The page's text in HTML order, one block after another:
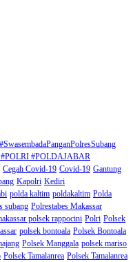
#SwasembadaPanganPolresSubang
#POLRI #POLDAJABAR
Cegah Covid-19 Covid-19 Gantung
Kapolri Kediri
polda kaltim poldakaltim Polda
subang Polrestabes Makassar
polsek rappocini Polri Polsek
polsek bontoala Polsek Bontoala
Polsek Manggala polsek mariso
Polsek Tamalanrea Polsek Tamalanrea